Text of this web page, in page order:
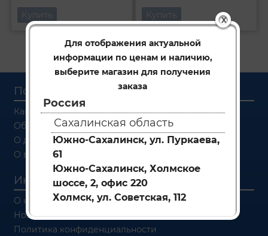
X
Для отображения актуальной
информации по ценам и наличию,
выберите магазин для получения
заказа
Россия
Сахалинская область
Южно-Сахалинск, ул. Пуркаева,
61
Южно-Сахалинск, Холмское
шоссе, 2, офис 220
Холмск, ул. Советская, 112
Купить Купить
Первая 1 Последняя
Покупателям
Как заказать
Об оплате
О доставке
О возврате
Информация
О компании
Новости
Политика конфиденциальности